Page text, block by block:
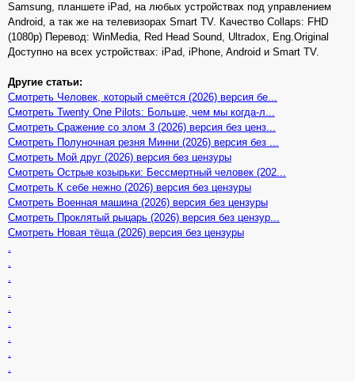
Samsung, планшете iPad, на любых устройствах под управлением
Android, а так же на телевизорах Smart TV. Качество Collaps: FHD
(1080p) Перевод: WinMedia, Red Head Sound, Ultradox, Eng.Original
Доступно на всех устройствах: iPad, iPhone, Android и Smart TV.
Другие статьи:
Смотреть Человек, который смеётся (2026) версия бе...
Смотреть Twenty One Pilots: Больше, чем мы когда-л...
Смотреть Сражение со злом 3 (2026) версия без ценз...
Смотреть Полуночная резня Минни (2026) версия без ...
Смотреть Мой друг (2026) версия без цензуры
Смотреть Острые козырьки: Бессмертный человек (202...
Смотреть К себе нежно (2026) версия без цензуры
Смотреть Военная машина (2026) версия без цензуры
Смотреть Проклятый рыцарь (2026) версия без цензур...
Смотреть Новая тёща (2026) версия без цензуры
.
.
.
.
.
.
.
.
.